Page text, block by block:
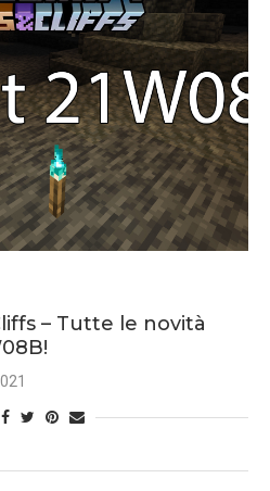
– Tutte le novità